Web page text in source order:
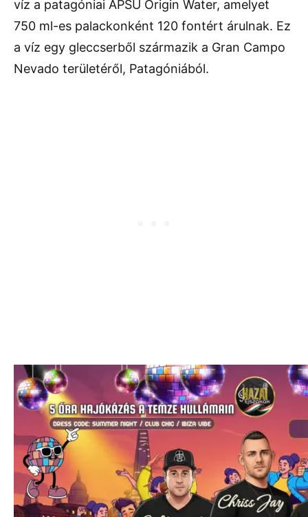
víz a patagóniai APSU Origin Water, amelyet
750 ml-es palackonként 120 fontért árulnak. Ez
a víz egy gleccserből származik a Gran Campo
Nevado területéről, Patagóniából.